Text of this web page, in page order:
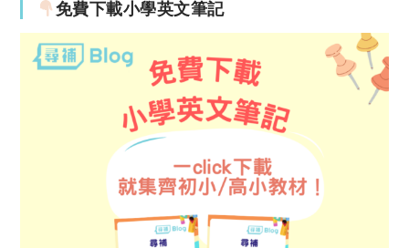
免費下載小學英文筆記